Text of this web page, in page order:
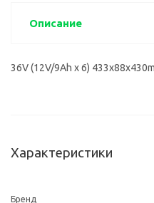
Описание
36V (12V/9Ah х 6)
Характеристики
Бренд